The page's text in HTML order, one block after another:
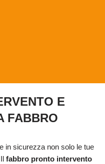
E
FABBRO
in sicurezza non solo le tue
fabbro pronto intervento